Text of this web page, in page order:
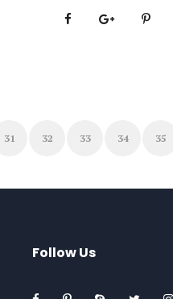
31 32 33 34 35
Follow Us